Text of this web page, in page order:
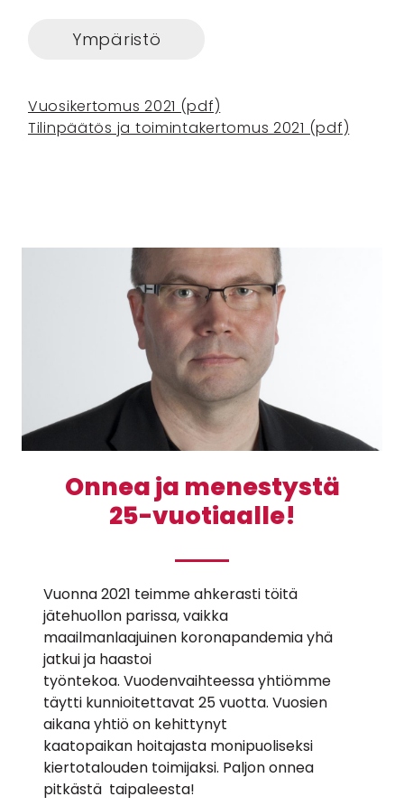
Ympäristö
Vuosikertomus 2021 (pdf)
Tilinpäätös ja toimintakertomus 2021 (pdf)
Onnea ja menestystä
25-vuotiaalle!
Vuonna 2021 teimme ahkerasti töitä
jätehuollon parissa, vaikka
maailmanlaajuinen koronapandemia yhä
jatkui ja haastoi
työntekoa. Vuodenvaihteessa yhtiömme
täytti kunnioitettavat 25 vuotta. Vuosien
aikana yhtiö on kehittynyt
kaatopaikan hoitajasta monipuoliseksi
kiertotalouden toimijaksi. Paljon onnea
pitkästä taipaleesta!